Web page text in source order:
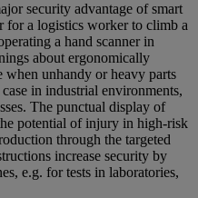
security advantage of smart
for a logistics worker to climb a
a hand scanner in
about ergonomically
when unhandy or heavy parts
in industrial environments,
The punctual display of
potential of injury in high-risk
through the targeted
increase security by
e.g. for tests in laboratories,